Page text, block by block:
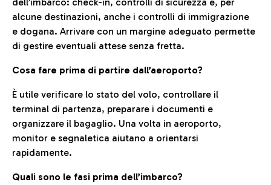
alcune destinazioni, anche i controlli di immigrazione
e dogana. Arrivare con un margine adeguato permette
di gestire eventuali attese senza fretta.
Cosa fare prima di partire dall’aeroporto?
È utile verificare lo stato del volo, controllare il
terminal di partenza, preparare i documenti e
organizzare il bagaglio. Una volta in aeroporto,
monitor e segnaletica aiutano a orientarsi
rapidamente.
Quali sono le fasi prima dell’imbarco?